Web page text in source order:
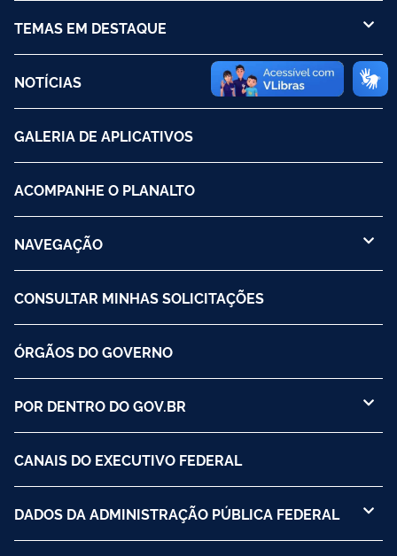
TEMAS EM DESTAQUE
NOTÍCIAS
GALERIA DE APLICATIVOS
ACOMPANHE O PLANALTO
NAVEGAÇÃO
CONSULTAR MINHAS SOLICITAÇÕES
ÓRGÃOS DO GOVERNO
POR DENTRO DO GOV.BR
CANAIS DO EXECUTIVO FEDERAL
DADOS DA ADMINISTRAÇÃO PÚBLICA FEDERAL